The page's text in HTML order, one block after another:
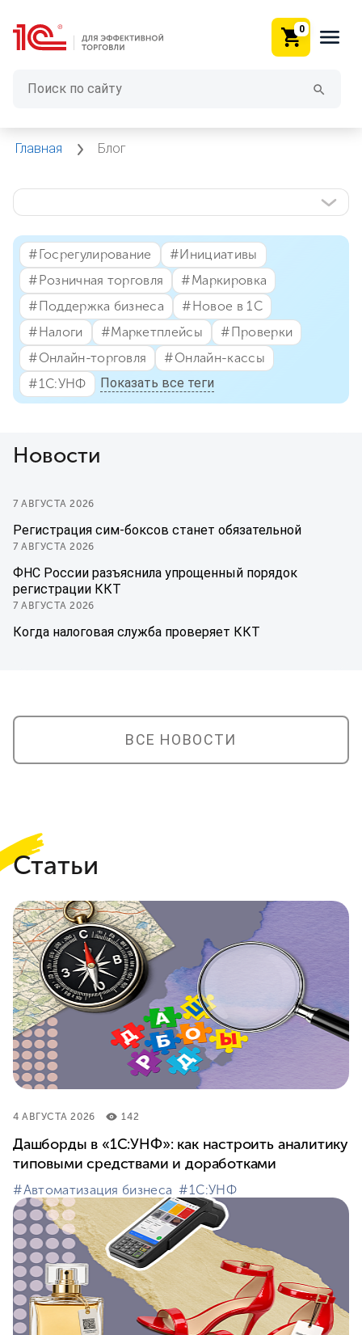
0
Главная Блог
#⁣Госрегулирование
#⁣Инициативы
#⁣Розничная торговля
#⁣Маркировка
#⁣Поддержка бизнеса
#⁣Новое в 1С
#⁣Налоги
#⁣Маркетплейсы
#⁣Проверки
#⁣Онлайн-торговля
#⁣Онлайн-кассы
#⁣1С:УНФ
Показать все теги
Новости
7 АВГУСТА 2026
Регистрация сим-боксов станет обязательной
7 АВГУСТА 2026
ФНС России разъяснила упрощенный порядок
регистрации ККТ
7 АВГУСТА 2026
Когда налоговая служба проверяет ККТ
ВСЕ НОВОСТИ
Статьи
4 АВГУСТА 2026 142
Дашборды в «1С:УНФ»: как настроить аналитику
типовыми средствами и доработками
#⁣Автоматизация бизнеса #⁣1С:УНФ